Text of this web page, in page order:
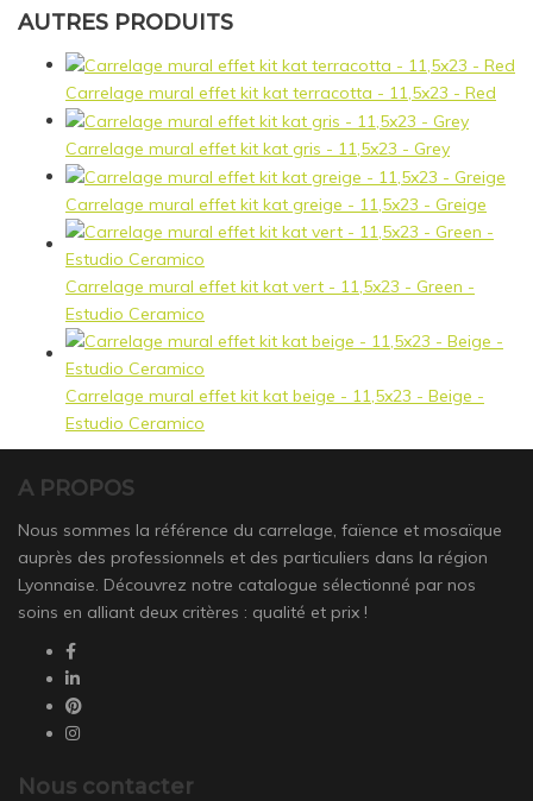
AUTRES PRODUITS
Carrelage mural effet kit kat terracotta - 11,5x23 - Red
Carrelage mural effet kit kat gris - 11,5x23 - Grey
Carrelage mural effet kit kat greige - 11,5x23 - Greige
Carrelage mural effet kit kat vert - 11,5x23 - Green -
Estudio Ceramico
Carrelage mural effet kit kat beige - 11,5x23 - Beige -
Estudio Ceramico
A PROPOS
Nous sommes la référence du carrelage, faïence et mosaïque
auprès des professionnels et des particuliers dans la région
Lyonnaise. Découvrez notre catalogue sélectionné par nos
soins en alliant deux critères : qualité et prix !
Nous contacter